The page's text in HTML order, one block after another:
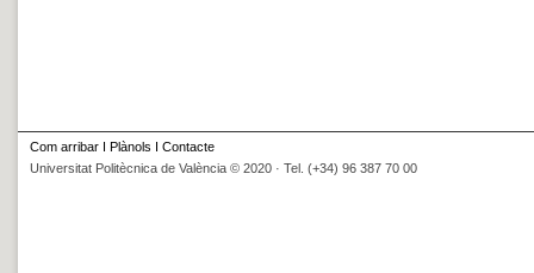
Com arribar I Plànols I Contacte
Universitat Politècnica de València © 2020 · Tel. (+34) 96 387 70 00